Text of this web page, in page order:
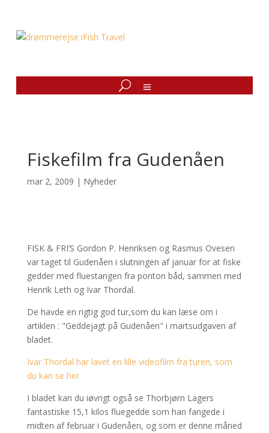
Fiskefilm fra Gudenåen
mar 2, 2009 | Nyheder
FISK & FRI’S Gordon P. Henriksen og Rasmus Ovesen
var taget til Gudenåen i slutningen af januar for at fiske
gedder med fluestangen fra ponton båd, sammen med
Henrik Leth og Ivar Thordal.
De havde en rigtig god tur,som du kan læse om i
artiklen : "Geddejagt på Gudenåen" i martsudgaven af
bladet.
Ivar Thordal har lavet en lille videofilm fra turen, som
du kan se her.
I bladet kan du iøvrigt også se Thorbjørn Lagers
fantastiske 15,1 kilos fluegedde som han fangede i
midten af februar i Gudenåen, og som er denne måned